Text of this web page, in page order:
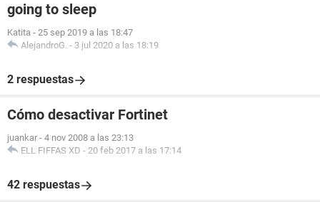
going to sleep
Katita - 25 sep 2019 a las 18:47
AlejandroG. - 3 jul 2020 a las 18:19
2 respuestas
Cómo desactivar Fortinet
juankar - 4 nov 2008 a las 23:13
ELL FIFFAS XD - 20 feb 2017 a las 17:14
42 respuestas